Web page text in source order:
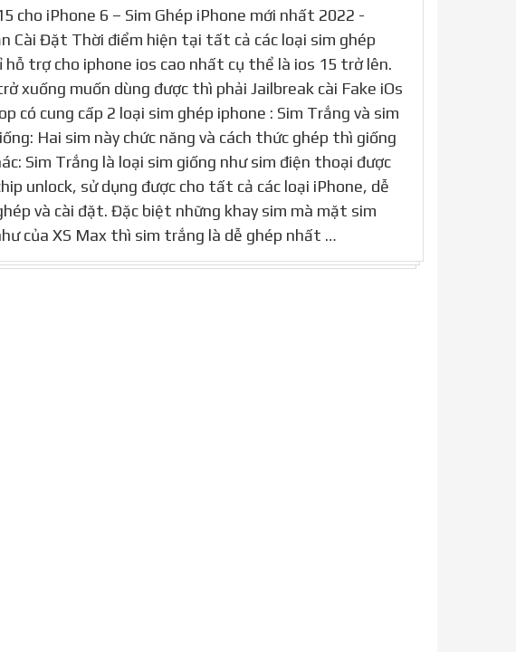
cho iPhone 6 – Sim Ghép iPhone mới nhất 2022 -
Cài Đặt Thời điểm hiện tại tất cả các loại sim ghép
hỗ trợ cho iphone ios cao nhất cụ thể là ios 15 trở lên.
xuống muốn dùng được thì phải Jailbreak cài Fake iOs
có cung cấp 2 loại sim ghép iphone : Sim Trắng và sim
Hai sim này chức năng và cách thức ghép thì giống
Sim Trắng là loại sim giống như sim điện thoại được
unlock, sử dụng được cho tất cả các loại iPhone, dễ
và cài đặt. Đặc biệt những khay sim mà mặt sim
của XS Max thì sim trắng là dễ ghép nhất …